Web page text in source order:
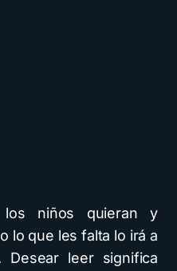
los niños quieran y
lo que les falta lo irá a
leer significa